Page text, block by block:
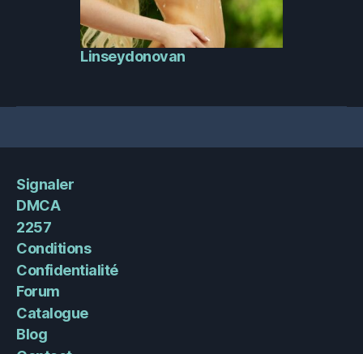
Linseydonovan
Signaler
DMCA
2257
Conditions
Confidentialité
Forum
Catalogue
Blog